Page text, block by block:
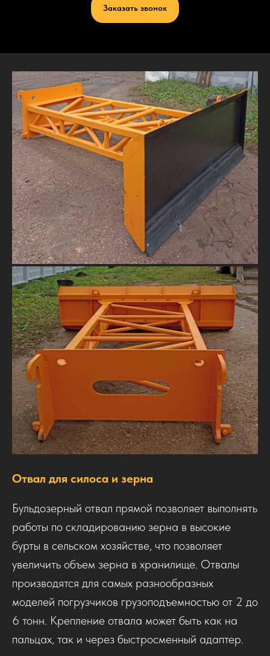
Заказать звонок
Отвал для силоса и зерна
Бульдозерный отвал прямой позволяет выполнять
работы по складированию зерна в высокие
бурты в сельском хозяйстве, что позволяет
увеличить объем зерна в хранилище. Отвалы
производятся для самых разнообразных
моделей погрузчиков грузоподъемностью от 2 до
6 тонн. Крепление отвала может быть как на
пальцах, так и через быстросменный адаптер.